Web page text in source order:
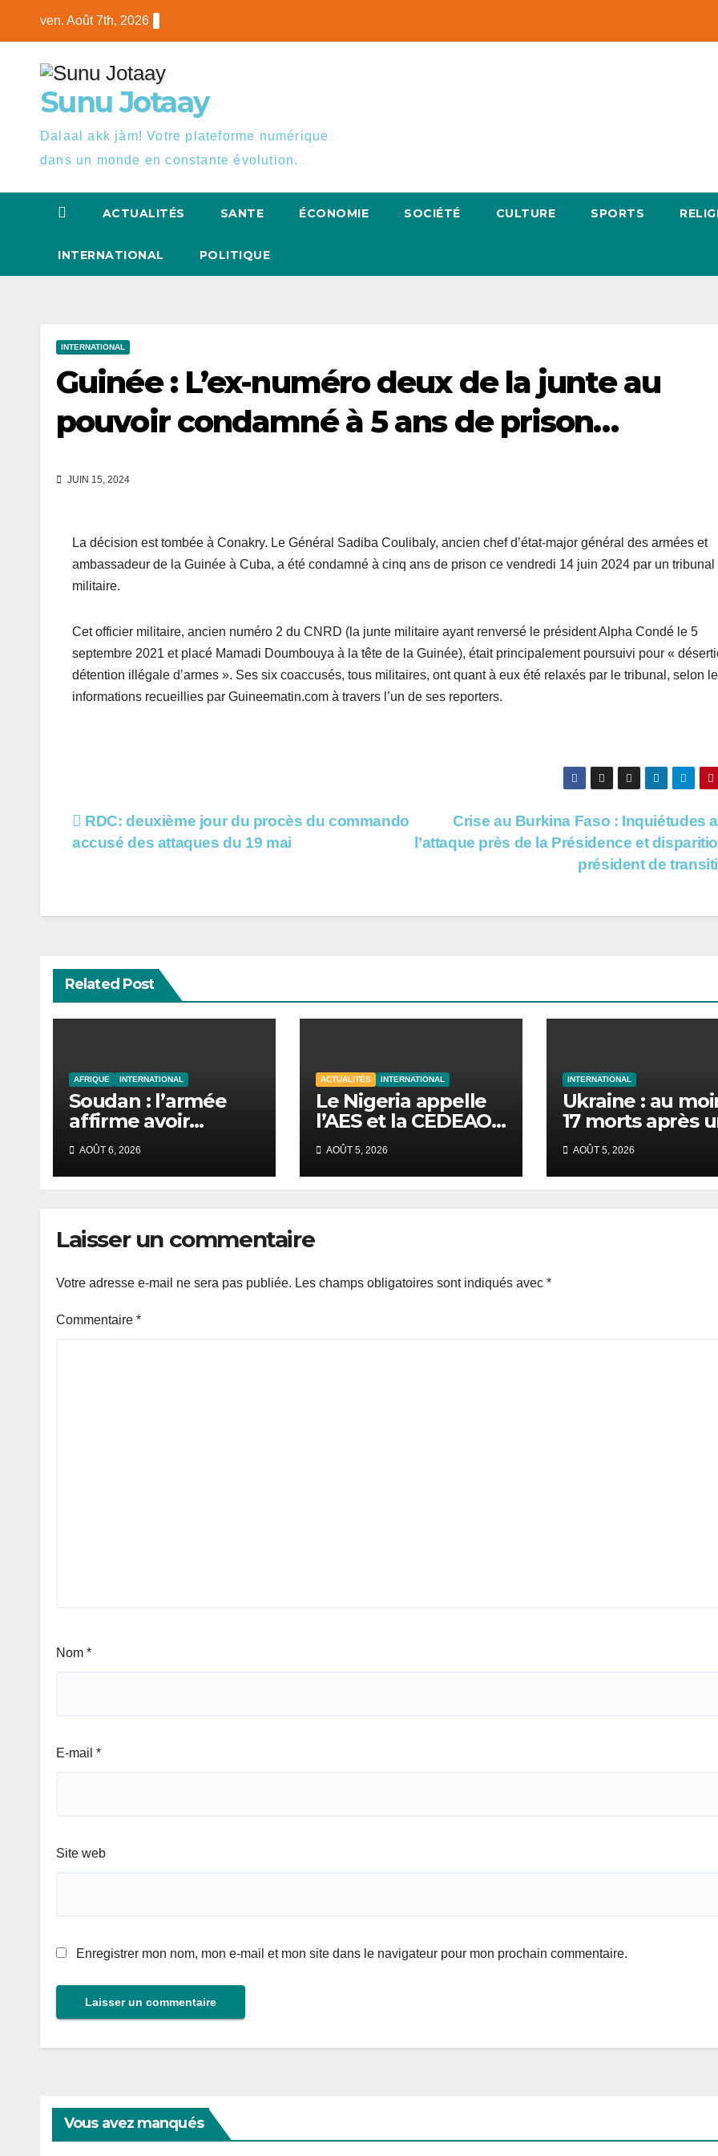
ven. Août 7th, 2026
Sunu Jotaay
Dalaal akk jàm! Votre plateforme numérique
dans un monde en constante évolution.
ACTUALITÉS SANTE ÉCONOMIE SOCIÉTÉ CULTURE SPORTS
INTERNATIONAL POLITIQUE
INTERNATIONAL
Guinée : L’ex-numéro deux de la junte au
pouvoir condamné à 5 ans de prison…
JUIN 15, 2024
La décision est tombée à Conakry. Le Général Sadiba Coulibaly, ancien chef d’état-major général des armées et
ambassadeur de la Guinée à Cuba, a été condamné à cinq ans de prison ce vendredi 14 juin 2024 par un tribunal
militaire.
Cet officier militaire, ancien numéro 2 du CNRD (la junte militaire ayant renversé le président Alpha Condé le 5
septembre 2021 et placé Mamadi Doumbouya à la tête de la Guinée), était principalement poursuivi pour «
détention illégale d’armes ». Ses six coaccusés, tous militaires, ont quant à eux été relaxés par le tribunal, selon
informations recueillies par Guineematin.com à travers l’un de ses reporters.
Navigation
Crise au Burkina Faso : Inquiétudes
l’attaque près de la Présidence et
président de
RDC: deuxième jour du procès du commando
accusé des attaques du 19 mai
Related Post
AFRIQUE INTERNATIONAL
Soudan : l’armée
affirme avoir
repoussé une
offensive des FSR
au Darfour
AOÛT 6, 2026
ACTUALITÉS INTERNATIONAL
Le Nigeria appelle
l’AES et la CEDEAO
à unir leurs forces
contre le terrorisme
AOÛT 5, 2026
INTERNATIONAL
Ukraine : au
17 morts après
nouvelle vague
frappes russes
Kiev et sa région
AOÛT 5, 2026
Laisser un commentaire
Votre adresse e-mail ne sera pas publiée. Les champs obligatoires sont indiqués avec *
Commentaire *
Nom *
E-mail *
Site web
Enregistrer mon nom, mon e-mail et mon site dans le navigateur pour mon prochain commentaire.
Vous avez manqués